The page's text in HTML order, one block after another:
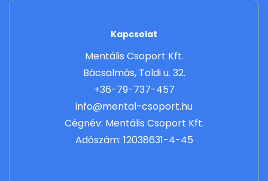
Kapcsolat
Mentális Csoport Kft.
Bácsalmás, Toldi u. 32.
+36-79-737-457
info@mental-csoport.hu
Cégnév: Mentális Csoport Kft.
Adószám: 12038631-4-45